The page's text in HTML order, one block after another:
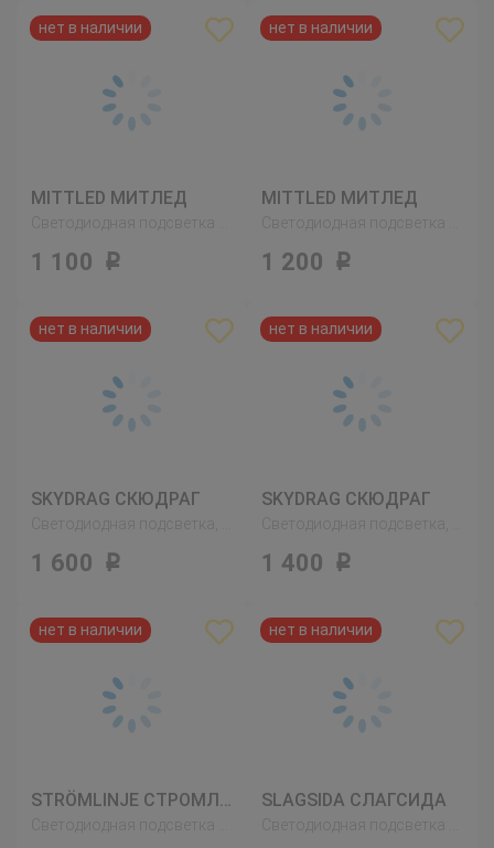
MITTLED МИТЛЕД
1 100 Р
MITTLED МИТЛЕД
1 200 Р
SKYDRAG СКЮДРАГ
1 600 Р
SKYDRAG СКЮДРАГ
1 400 Р
STRÖMLINJE СТРОМЛИНЬЕ SLAGSIDA СЛАГСИДА